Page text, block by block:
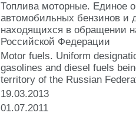
Топлива моторные. Единое
автомобильных бензинов и
находящихся в обращении
Российской Федерации
Motor fuels. Uniform
gasolines and diesel fuels
territory of the Russian
19.03.2013
01.07.2011